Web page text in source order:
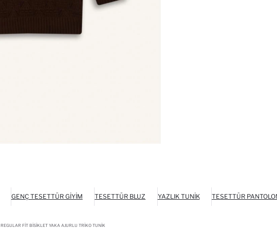
GENÇ TESETTÜR GIYIM TESETTÜR BLUZ YAZLIK TUNIK TESETTÜR
REGULAR FIT BISIKLET YAKA AJURLU TRIKO TUNIK